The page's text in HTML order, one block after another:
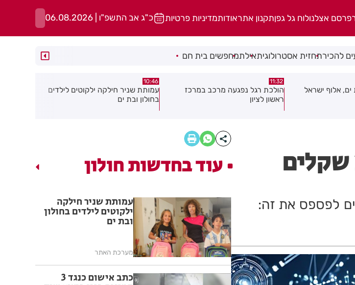
פרסם אצלנולוח גל גפןתקנון אתראודותמדיניות פרטיות כ"ג אב התשפ"ו | 06.08.2026
להכירתחזית אסטרולוגיתאילתמחפשים בית חם
מרכב במרכז
10:46
עמותת שניר חילקה ילקוטים לילדים
בחולון ובת ים
10:30
כתב אישום כנגד 3 קטינים בגין ביצוע
שוד במרכז חולון
חולון מציגה: קורס AI ב-20 שקלים
לפספס את זה:
עוד בחדשות חולון
עמותת שניר חילקה
ילקוטים לילדים בחולון
ובת ים
מערכת האתר
כתב אישום כנגד 3